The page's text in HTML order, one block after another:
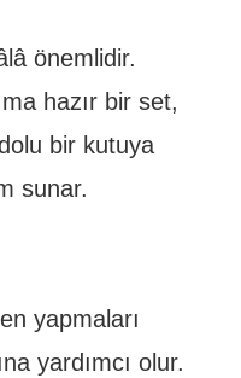
önemlidir.
hazır bir set,
bir kutuya
sunar.
yapmaları
yardımcı olur.